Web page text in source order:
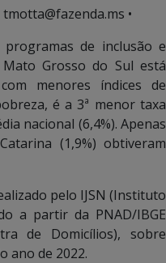
tmotta@fazenda.ms •
de inclusão e
Grosso do Sul está
menores índices de
é a 3ª menor taxa
nacional (6,4%). Apenas
(1,9%) obtiveram
pelo IJSN (Instituto
a partir da PNAD/IBGE
de Domicílios), sobre
ano de 2022.